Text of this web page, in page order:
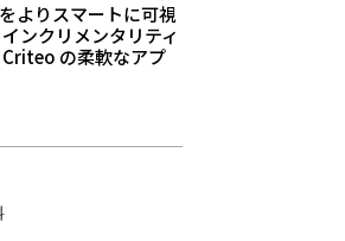
よりスマートに可視
ンクリメンタリティ
の柔軟なアプ